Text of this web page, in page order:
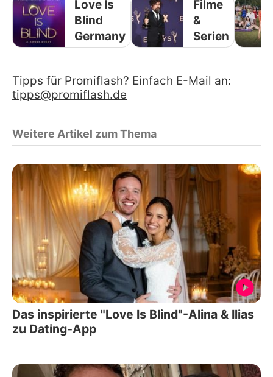
Love Is
Blind
Germany
Filme
&
Serien
Tipps für Promiflash? Einfach E-Mail an:
tipps@promiflash.de
Weitere Artikel zum Thema
Das inspirierte "Love Is Blind"-Alina & Ilias
zu Dating-App